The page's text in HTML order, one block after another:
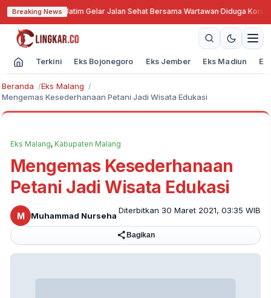
Breaking News
ke-79, PWI Jatim Gelar Jalan Sehat Bersama Wartawan·Diduga Korupsi
Terkini Eks Bojonegoro Eks Jember Eks Madiun
Beranda
Eks Malang
Mengemas Kesederhanaan Petani Jadi Wisata Edukasi
Eks Malang, Kabupaten Malang
Mengemas Kesederhanaan
Petani Jadi Wisata Edukasi
M Muhammad Nurseha
Diterbitkan 30 Maret 2021, 03:35 WIB
Bagikan